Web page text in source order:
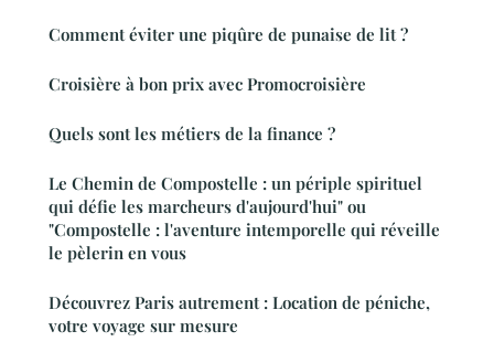
Comment éviter une piqûre de punaise de lit ?
Croisière à bon prix avec Promocroisière
Quels sont les métiers de la finance ?
Le Chemin de Compostelle : un périple spirituel
qui défie les marcheurs d'aujourd'hui" ou
"Compostelle : l'aventure intemporelle qui réveille
le pèlerin en vous
Découvrez Paris autrement : Location de péniche,
votre voyage sur mesure